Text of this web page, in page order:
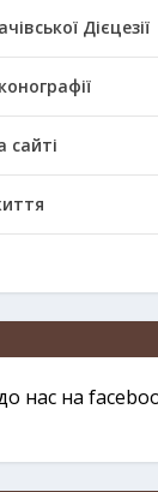
Дієцезії
сайті
нас на